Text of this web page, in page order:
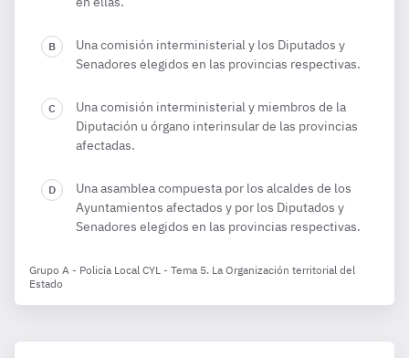
Una comisión interministerial y los Diputados y
Senadores elegidos en las provincias respectivas.
Una comisión interministerial y miembros de la
Diputación u órgano interinsular de las provincias
afectadas.
Una asamblea compuesta por los alcaldes de los
Ayuntamientos afectados y por los Diputados y
Senadores elegidos en las provincias respectivas.
Grupo A - Policía Local CYL - Tema 5. La Organización territorial del
Estado